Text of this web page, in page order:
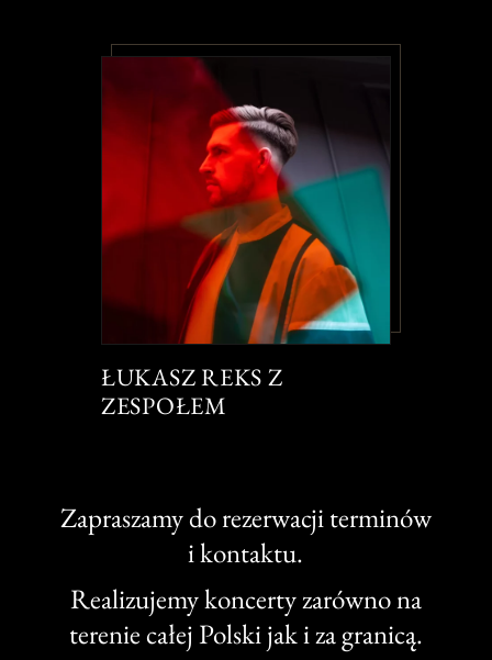
ŁUKASZ REKS Z
ZESPOŁEM
Zapraszamy do rezerwacji terminów
i kontaktu.
Realizujemy koncerty zarówno na
terenie całej Polski jak i za granicą.